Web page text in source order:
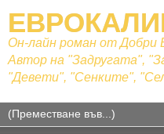
Он-лайн роман от Добри
Автор на "Задругата",
"Девети", "Сенките",